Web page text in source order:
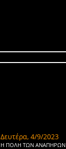
Δευτέρα, 4/9/2023
Η ΠΟΛΗ ΤΩΝ ΑΝΑΠΗΡΩΝ